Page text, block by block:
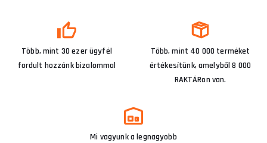
Több, mint 30 ezer ügyfél
fordult hozzánk bizalommal
Több, mint 40 000 terméket
értékesítünk, amelyből 8 000
RAKTÁRon van.
Mi vagyunk a legnagyobb